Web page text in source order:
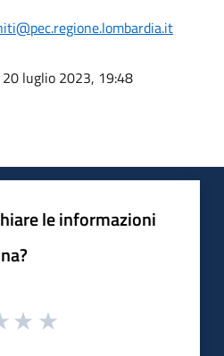
20 luglio 2023, 19:48
le informazioni